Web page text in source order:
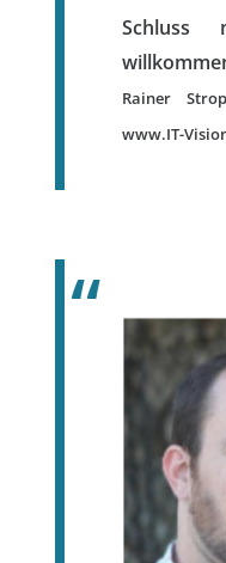
Schluss
Rainer
www.IT-